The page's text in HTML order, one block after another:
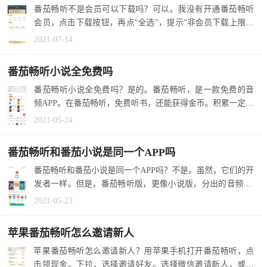
番茄畅听不是会员可以下载吗？可以。我没有开通番茄畅听
会员，点击下载按钮，再点“全选”，提示“非会员下载上限50
章节”。 1.在...
2021-07-14
番茄畅听小说全免费吗
番茄畅听小说全免费吗？是的。番茄畅听，是一款免费的音
频APP。在番茄畅听，免费听书，还能获得金币。积累一定数
量，可以提现...
2021-05-24
番茄畅听和番茄小说是同一个APP吗
番茄畅听和番茄小说是同一个APP吗？不是。虽然，它们的开
发者一样。但是，番茄畅听版，更像小说版，分出的音频AP
P。 1.番茄畅...
2021-05-23
苹果番茄畅听怎么邀请新人
苹果番茄畅听怎么邀请新人？用苹果手机打开番茄畅听，点
击领现金。下拉，选择邀请好友。选择微信邀请新人，或者